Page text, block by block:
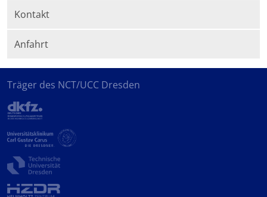
Kontakt
Anfahrt
Träger des NCT/UCC Dresden